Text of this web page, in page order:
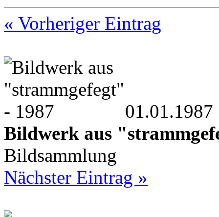
« Vorheriger Eintrag
01.01.1987
Bildwerk aus
Bildsammlung
Nächster Eintrag »